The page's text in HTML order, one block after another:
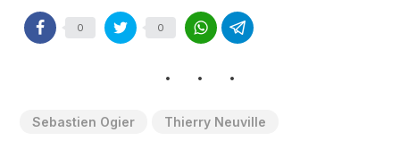
0 0
Sebastien Ogier Thierry Neuville